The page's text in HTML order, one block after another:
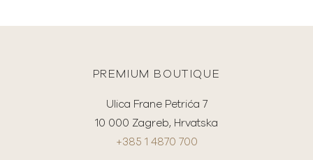
PREMIUM BOUTIQUE
Ulica Frane Petrića 7
10 000 Zagreb, Hrvatska
+385 1 4870 700